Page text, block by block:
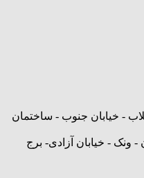
- خیابان جنوب - ساختمان
ونک - خیابان آزادی- برج